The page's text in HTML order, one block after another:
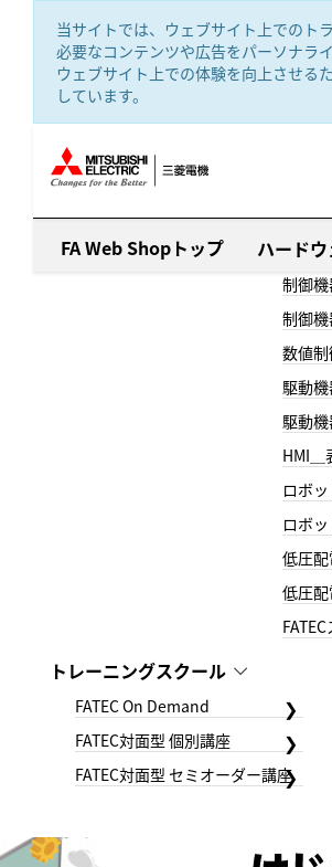
当サイトでは、ウェブサイト上でのト
必要なコンテンツや広告をパーソナラ
ウェブサイト上での体験を向上させる
しています。
FA Web Shopトップ ハード
制御機
制御
数値制
駆動機
駆動機
HMI＿
ロボ
ロボ
低圧
低圧
トレーニングスクール
FATEC On Demand
FATEC対面型 個別講座
FATEC対面型 セミオーダー講座